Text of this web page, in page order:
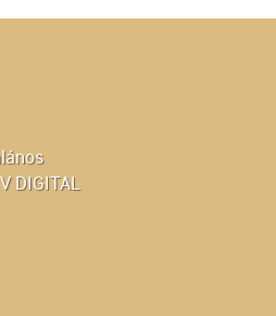
DIGITAL